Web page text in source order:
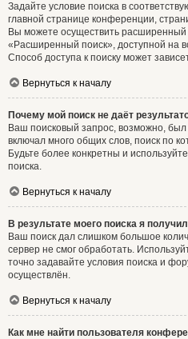
Задайте условие поиска в
главной странице конференции,
Вы можете осуществить расширенный
«Расширенный поиск», доступной на
Способ доступа к поиску может
Вернуться к началу
Почему мой поиск не даёт
Ваш поисковый запрос, возможно,
включал много общих слов, поиск по
Будьте более конкретны и
поиска.
Вернуться к началу
В результате моего поиска я
Ваш поиск дал слишком большое
сервер не смог обработать.
точно задавайте условия поиска и
осуществлён.
Вернуться к началу
Как мне найти пользователя